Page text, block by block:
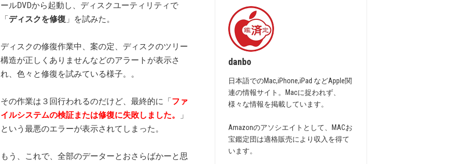
ールDVDから起動し、ディスクユーティリティで
「ディスクを修復 」を試みた。
ディスクの修復作業中、案の定、ディスクのツリー
構造が正しくありませんなどのアラートが表示さ
れ、色々と修復を試みている様子。。
その作業は３回行われるのだけど、最終的に「ファ
イルシステムの検証または修復に失敗しました。
」
という最悪のエラーが表示されてしまった。
もう、これで、全部のデーターとおさらばかーと思
danbo
日本語でのMac,iPhone,iPad などApple関
連の情報サイト。Macに捉われず、
様々な情報を掲載しています。
Amazonのアソシエイトとして、MACお
宝鑑定団は適格販売により収入を得て
います。